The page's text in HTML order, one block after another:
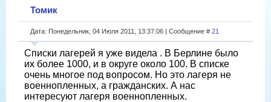
Томик
Дата: Понедельник, 04 Июля 2011, 13:37:06 | Сообщение # 21
Списки лагерей я уже видела . В Берлине было
их более 1000, и в округе около 100. В списке
очень многое под вопросом. Но это лагеря не
военнопленных, а гражданских. А нас
интересуют лагеря военнопленных.